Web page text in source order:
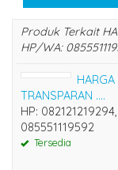
Produk Terkait
HP/WA:
HARGA
TRANSPARAN ....
HP:
085551119592
Tersedia